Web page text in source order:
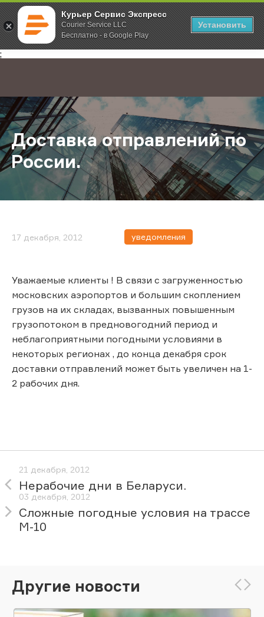
Курьер Сервис Экспресс
Courier Service LLC
Бесплатно - в Google Play
Установить
;
Главная О компании Новости Доставка отправлений по России.
Доставка отправлений по
России.
17 декабря, 2012 уведомления
Уважаемые клиенты ! В связи с загруженностью
московских аэропортов и большим скоплением
грузов на их складах, вызванных повышенным
грузопотоком в предновогодний период и
неблагоприятными погодными условиями в
некоторых регионах , до конца декабря срок
доставки отправлений может быть увеличен на 1-
2 рабочих дня.
21 декабря, 2012
Нерабочие дни в Беларуси.
03 декабря, 2012
Сложные погодные условия на трассе
М-10
Другие новости